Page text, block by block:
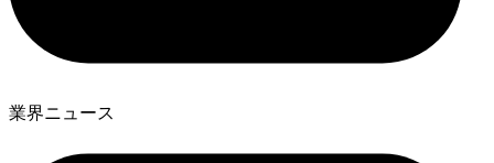
業界ニュース